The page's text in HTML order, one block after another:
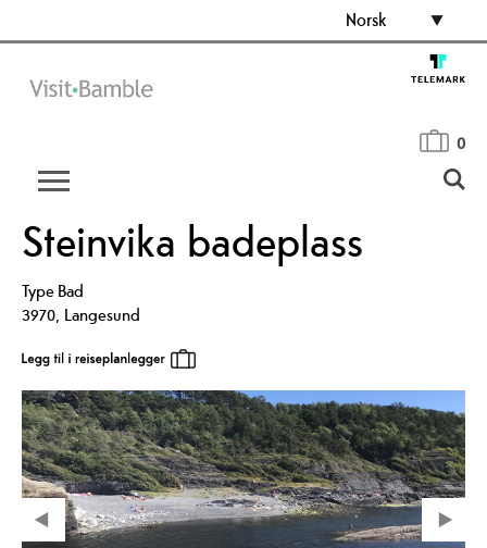
Norsk
0
Steinvika badeplass
TypeBad
3970, Langesund